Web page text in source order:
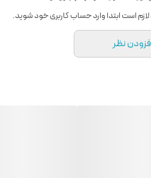
حمل کنید و در هر زمان و مکانی از آن استفاده
لازم است ابتدا وارد حساب کاربری خود شوید.
نظر